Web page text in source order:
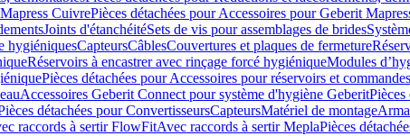
CuivrePièces détachées pour Accessoires pour Geberit
Joints d'étanchéitéSets de vis pour assemblages de brides
hygiéniquesCapteursCâblesCouvertures et plaques de fermeture
Réservoirs à encastrer avec rinçage forcé hygiéniqueModules
Pièces détachées pour Accessoires pour réservoirs et
Accessoires Geberit Connect pour système d'hygiène GeberitPièces
détachées pour ConvertisseursCapteursMatériel de montage
raccords à sertir FlowFitAvec raccords à sertir MeplaPièces